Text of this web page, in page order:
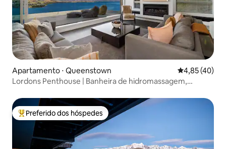
Apartamento ⋅ Queenstown 4,85 de uma
4,85 (40)
Lordons Penthouse | Banheira de hidromassagem,
Entre os melhores preferidos dos hóspedes
Preferido dos hóspedes